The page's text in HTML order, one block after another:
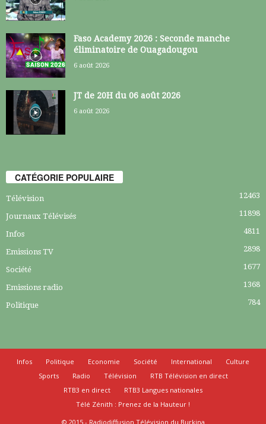
Faso Academy 2026 : Seconde manche
éliminatoire de Ouagadougou
6 août 2026
JT de 20H du 06 août 2026
6 août 2026
CATÉGORIE POPULAIRE
Télévision 12463
Journaux Télévisés 11898
Infos 4811
Emissions TV 2898
Société 1677
Emissions radio 1368
Politique 784
Infos Politique Economie Société International
Culture
Sports
Radio Télévision
RTB Télévision en direct
RTB3 en direct
RTB3 Langues nationales
Télé Zénith : Prenez de la Hauteur !
© 2015 - Radiodiffusion Télévision du Burkina